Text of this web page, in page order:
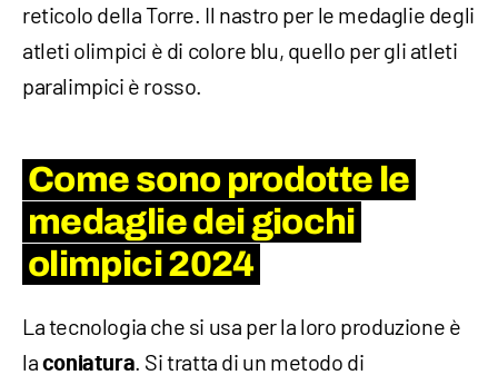
reticolo della Torre. Il nastro per le medaglie degli
atleti olimpici è di colore blu, quello per gli atleti
paralimpici è rosso.
Come sono prodotte le
medaglie dei giochi
olimpici 2024
La tecnologia che si usa per la loro produzione è
la coniatura. Si tratta di un metodo di